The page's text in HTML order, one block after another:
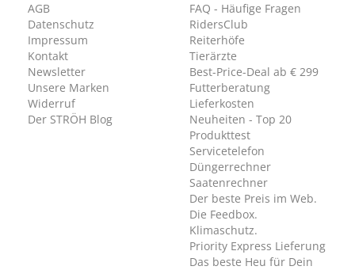
AGB
Datenschutz
Impressum
Kontakt
Newsletter
Unsere Marken
Widerruf
Der STRÖH Blog
FAQ - Häufige Fragen
RidersClub
Reiterhöfe
Tierärzte
Best-Price-Deal ab € 299
Futterberatung
Lieferkosten
Neuheiten - Top 20
Produkttest
Servicetelefon
Düngerrechner
Saatenrechner
Der beste Preis im Web.
Die Feedbox.
Klimaschutz.
Priority Express Lieferung
Das beste Heu für Dein